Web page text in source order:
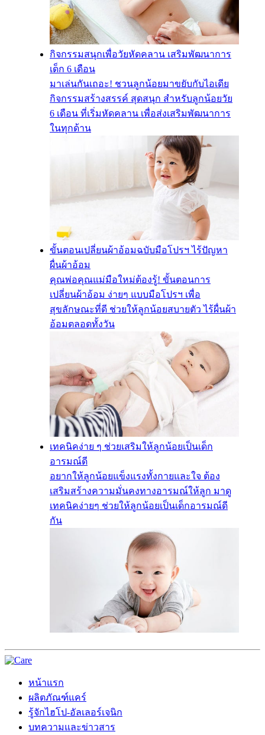
กิจกรรมสนุกเพื่อวัยหัดคลาน เสริมพัฒนาการ
เด็ก 6 เดือน
มาเล่นกันเถอะ! ชวนลูกน้อยมาขยับกับไอเดีย
กิจกรรมสร้างสรรค์ สุดสนุก สำหรับลูกน้อยวัย
6 เดือน ที่เริ่มหัดคลาน เพื่อส่งเสริมพัฒนาการ
ในทุกด้าน
ขั้นตอนเปลี่ยนผ้าอ้อมฉบับมือโปรฯ ไร้ปัญหา
ผื่นผ้าอ้อม
คุณพ่อคุณแม่มือใหม่ต้องรู้! ขั้นตอนการ
เปลี่ยนผ้าอ้อม ง่ายๆ แบบมือโปรฯ เพื่อ
สุขลักษณะที่ดี ช่วยให้ลูกน้อยสบายตัว ไร้ผื่นผ้า
อ้อมตลอดทั้งวัน
เทคนิคง่าย ๆ ช่วยเสริมให้ลูกน้อยเป็นเด็ก
อารมณ์ดี
อยากให้ลูกน้อยแข็งแรงทั้งกายและใจ ต้อง
เสริมสร้างความมั่นคงทางอารมณ์ให้ลูก มาดู
เทคนิคง่ายๆ ช่วยให้ลูกน้อยเป็นเด็กอารมณ์ดี
กัน
หน้าแรก
ผลิตภัณฑ์แคร์
รู้จักไฮโป-อัลเลอร์เจนิก
บทความและข่าวสาร